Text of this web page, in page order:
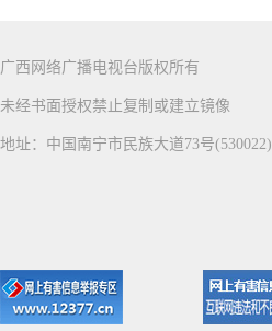
广西网络广播电视台版权所有
未经书面授权禁止复制或建立镜像
地址：中国南宁市民族大道73号(530022)